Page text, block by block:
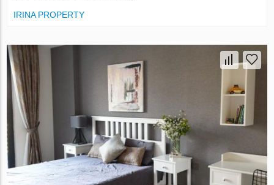
IRINA PROPERTY